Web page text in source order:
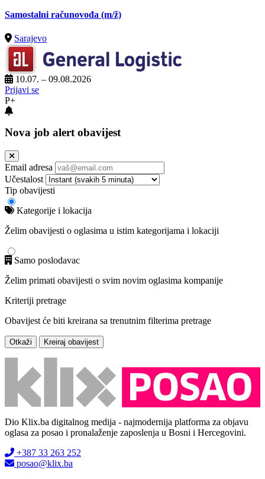
Samostalni računovođa (m/ž)
Sarajevo
10.07. – 09.08.2026
Prijavi se
P+
Nova job alert obavijest
Email adresa
Učestalost
Tip obavijesti
Kategorije i lokacija
Želim obavijesti o oglasima u istim kategorijama i lokaciji
Samo poslodavac
Želim primati obavijesti o svim novim oglasima kompanije
Kriteriji pretrage
Obavijest će biti kreirana sa trenutnim filterima pretrage
Otkaži Kreiraj obavijest
Dio Klix.ba digitalnog medija - najmodernija platforma za objavu
oglasa za posao i pronalaženje zaposlenja u Bosni i Hercegovini.
+387 33 263 252
posao@klix.ba